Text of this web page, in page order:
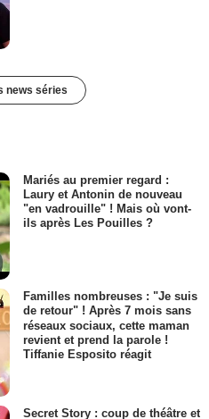
news séries
Mariés au premier regard :
Laury et Antonin de nouveau
"en vadrouille" ! Mais où vont-
ils après Les Pouilles ?
Familles nombreuses : "Je suis
de retour" ! Après 7 mois sans
réseaux sociaux, cette maman
revient et prend la parole !
Tiffanie Esposito réagit
Secret Story : coup de théâtre et